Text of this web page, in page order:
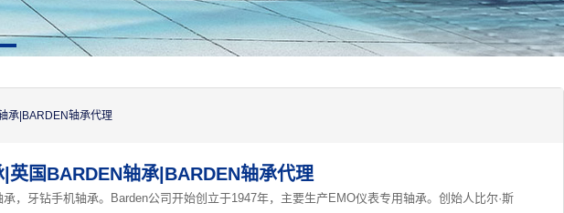
承|BARDEN轴承代理
英国BARDEN轴承|BARDEN轴承代理
，牙钻手机轴承。Barden公司开始创立于1947年，主要生产EMO仪表专用轴承。创始人比尔·斯